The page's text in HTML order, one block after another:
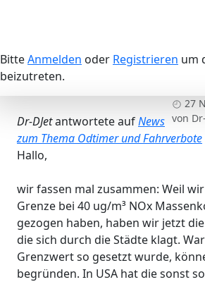
BitteAnmelden oder Registrieren um
beizutreten.
27
von
Dr-DJetantwortete aufNews
zum Thema Odtimer und Fahrverbote
Hallo,
wir fassen mal zusammen: Weil
Grenze bei 40 ug/m³ NOx
gezogen haben, haben wir jetzt
die sich durch die Städte klagt.
Grenzwert so gesetzt wurde,
begründen. In USA hat die sonst